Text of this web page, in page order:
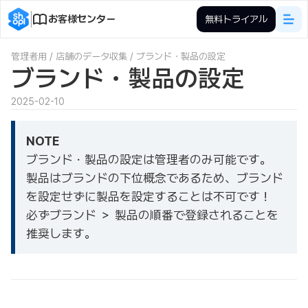
お客様センター 無料トライアル
管理者用 / 店舗のデータ収集 / ブランド・製品の設定
ブランド・製品の設定
2025-02-10
NOTE
ブランド・製品の設定は管理者のみ可能です。
製品はブランドの下位概念であるため、ブランド
を設定せずに製品を設定することは不可です！
必ずブランド ＞ 製品の順番で登録されることを
推奨します。